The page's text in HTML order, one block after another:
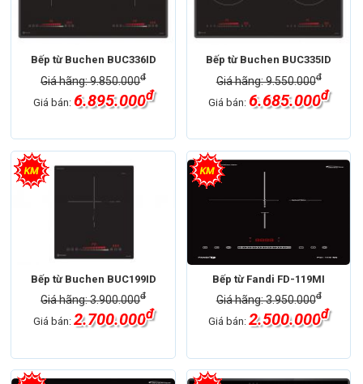
Bếp từ Buchen BUC336ID
Giá hãng: 9.850.000đ
Giá bán: 6.895.000đ
Bếp từ Buchen BUC335ID
Giá hãng: 9.550.000đ
Giá bán:6.685.000đ
Bếp từ Buchen BUC199ID
Giá hãng: 3.900.000đ
Giá bán: 2.700.000đ
Bếp từ Fandi FD-119MI
Giá hãng: 3.950.000đ
Giá bán:2.500.000đ